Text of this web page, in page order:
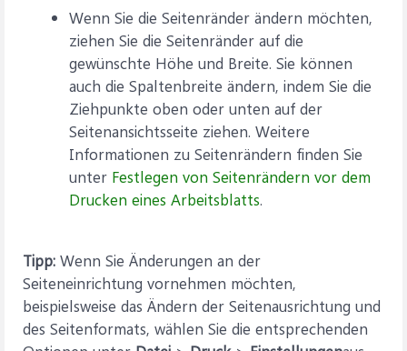
Wenn Sie die Seitenränder ändern möchten,
ziehen Sie die Seitenränder auf die
gewünschte Höhe und Breite. Sie können
auch die Spaltenbreite ändern, indem Sie die
Ziehpunkte oben oder unten auf der
Seitenansichtsseite ziehen. Weitere
Informationen zu Seitenrändern finden Sie
unter Festlegen von Seitenrändern vor dem
Drucken eines Arbeitsblatts.
Tipp: Wenn Sie Änderungen an der
Seiteneinrichtung vornehmen möchten,
beispielsweise das Ändern der Seitenausrichtung und
des Seitenformats, wählen Sie die entsprechenden